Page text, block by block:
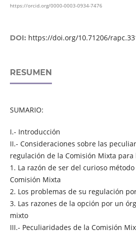
https://orcid.org/0000-0003-0934-7476
DOI: https://doi.org/10.71206/
RESUMEN
SUMARIO:
I.- Introducción
II.- Consideraciones sobre las
regulación de la Comisión Mixta para
1. La razón de ser del curioso
Comisión Mixta
2. Los problemas de su regulación
3. Las razones de la opción por un
mixto
III.- Peculiaridades de la Comisión